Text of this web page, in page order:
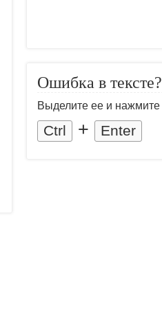
Ошибка в тексте?
Выделите ее и нажмите
Ctrl + Enter